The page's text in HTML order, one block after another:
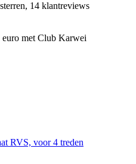
14 klantreviews
met Club Karwei
RVS, voor 4 treden